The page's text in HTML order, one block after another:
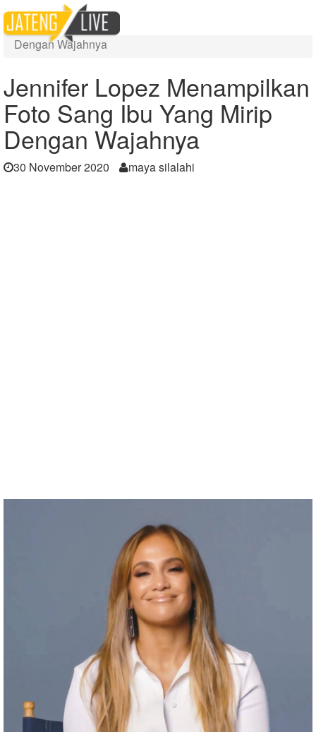
Home
Berita
Jennifer Lopez Menampilkan Foto Sang Ibu Yang Mirip
Dengan Wajahnya
Jennifer Lopez Menampilkan
Foto Sang Ibu Yang Mirip
Dengan Wajahnya
30 November 2020 maya silalahi